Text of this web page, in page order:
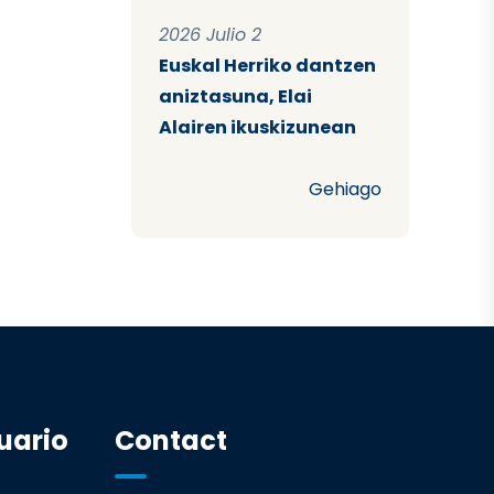
2026 Julio 2
Euskal Herriko dantzen
aniztasuna, Elai
Alairen ikuskizunean
Gehiago
Contact